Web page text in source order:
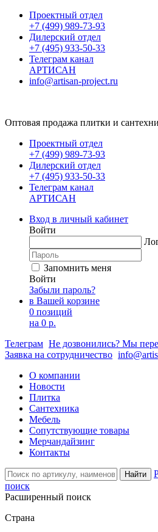
Проектный отдел
+7 (499) 989-73-93
Дилерский отдел
+7 (495) 933-50-33
Телеграм канал
АРТИСАН
info@artisan-project.ru
Оптовая продажа плитки и
Проектный отдел
+7 (499) 989-73-93
Дилерский отдел
+7 (495) 933-50-33
Телеграм канал
АРТИСАН
Вход в личный кабинет
Войти
Запомнить меня
Войти
Забыли пароль?
в Вашей корзине
0 позиций
на 0 р.
Телеграм Не дозвонились? Мы
Заявка на сотрудничество
О компании
Новости
Плитка
Сантехника
Мебель
Сопутствующие товары
Мерчандайзинг
Контакты
Найти
поиск
Расширенный поиск
Страна